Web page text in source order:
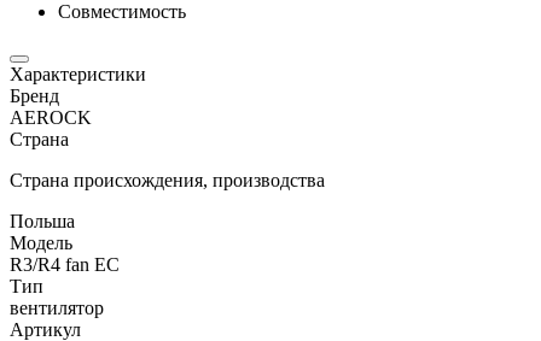
Совместимость
Характеристики
Бренд
AEROCK
Страна
Страна происхождения, производства
Польша
Модель
R3/R4 fan EC
Тип
вентилятор
Артикул